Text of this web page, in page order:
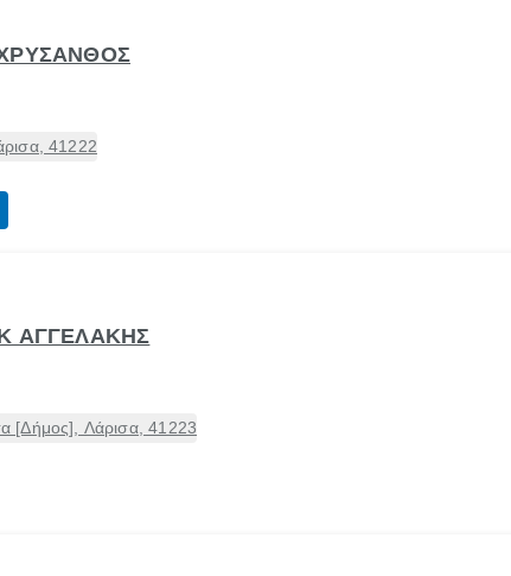
41222
ΑΓΓΕΛΑΚΗΣ
[Δήμος], Λάρισα, 41223